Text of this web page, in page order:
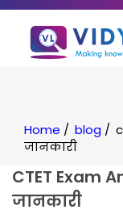
Home / blog /
जानकारी
CTET Exam
जानकारी